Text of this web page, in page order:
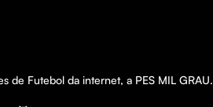
de Futebol da internet, a PES MIL GRAU.